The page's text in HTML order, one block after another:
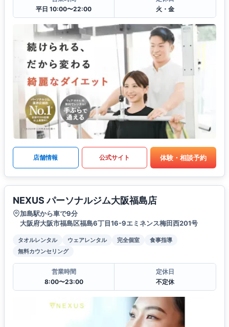
平日 10:00〜22:00
火・金
店舗情報 公式サイト 体験・相談予約
NEXUS パーソナルジム大阪福島店
加島駅から車で9分
大阪府大阪市福島区福島6丁目16-9エミネンス梅田西201号
タオルレンタル ウェアレンタル 完全個室
食事指導
無料カウンセリング
営業時間
8:00〜23:00
定休日
不定休